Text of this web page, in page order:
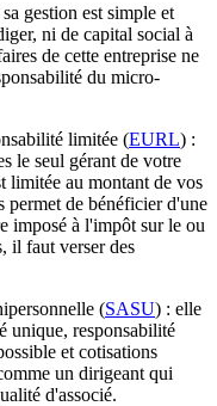
gestion est simple et
ni de capital social à
de cette entreprise ne
du micro-
limitée (EURL) :
le seul gérant de votre
limitée au montant de vos
permet de bénéficier d'une
imposé à l'impôt sur le ou
il faut verser des
(SASU) : elle
unique, responsabilité
et cotisations
un dirigeant qui
d'associé.